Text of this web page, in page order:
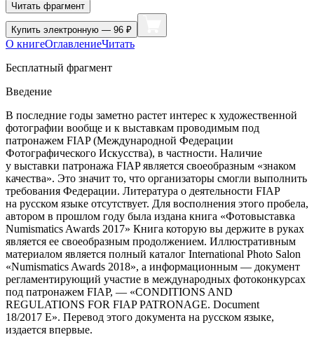
Читать фрагмент
Купить электронную — 96 ₽
О книгеОглавлениеЧитать
Бесплатный фрагмент
Введение
В последние годы заметно растет интерес к художественной
фотографии вообще и к выставкам проводимым под
патронажем FIAP (Международной Федерации
Фотографического Искусства), в частности. Наличие
у выставки патронажа FIAP является своеобразным «знаком
качества». Это значит то, что организаторы смогли выполнить
требования Федерации. Литература о деятельности FIAP
на русском языке отсутствует. Для восполнения этого пробела,
автором в прошлом году была издана книга «Фотовыставка
Numismatics Awards 2017» Книга которую вы держите в руках
является ее своеобразным продолжением. Иллюстративным
материалом является полный каталог International Photo Salon
«Numismatics Awards 2018», а информационным — документ
регламентирующий участие в международных фотоконкурсах
под патронажем FIAP, — «CONDITIONS AND
REGULATIONS FOR FIAP PATRONAGE. Document
18/2017 E». Перевод этого документа на русском языке,
издается впервые.